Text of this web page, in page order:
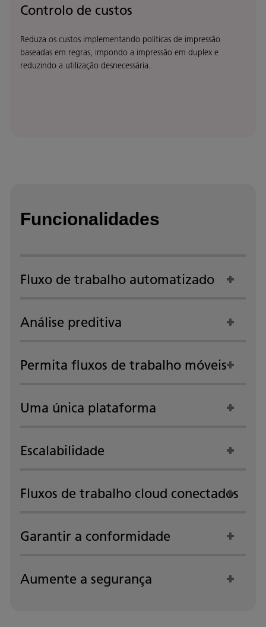
Controlo de custos
Reduza os custos implementando políticas de impressão
baseadas em regras, impondo a impressão em duplex e
reduzindo a utilização desnecessária.
Funcionalidades
Fluxo de trabalho automatizado
Análise preditiva
Permita fluxos de trabalho móveis
Uma única plataforma
Escalabilidade
Fluxos de trabalho cloud conectados
Garantir a conformidade
Aumente a segurança